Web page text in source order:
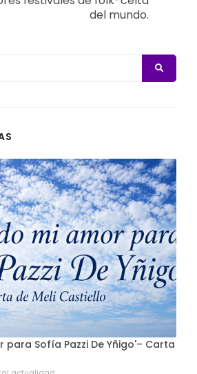
del mundo.
Sofía Pazzi De Yñigo'– Carta